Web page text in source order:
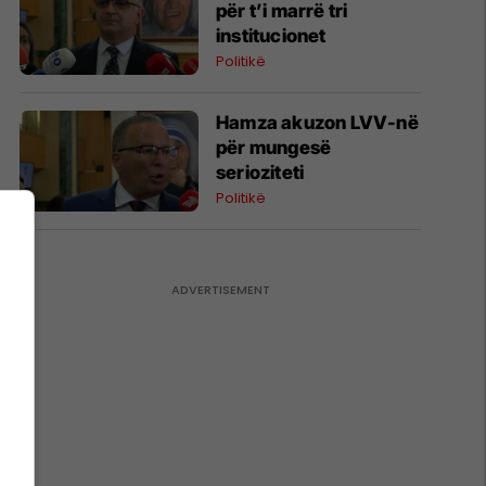
për t’i marrë tri
institucionet
Politikë
Hamza akuzon LVV-në
për mungesë
serioziteti
Politikë